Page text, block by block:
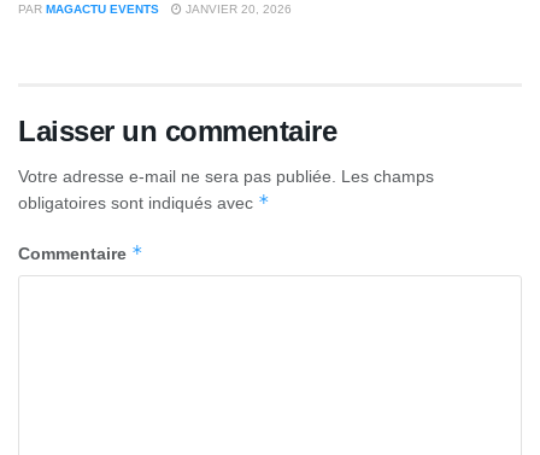
PAR MAGACTU EVENTS JANVIER 20, 2026
Laisser un commentaire
Votre adresse e-mail ne sera pas publiée.
Les champs
obligatoires sont indiqués avec *
Commentaire *